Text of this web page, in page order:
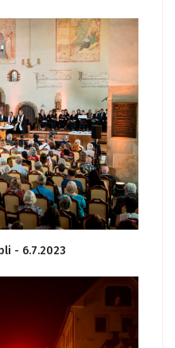
- 6.7.2023